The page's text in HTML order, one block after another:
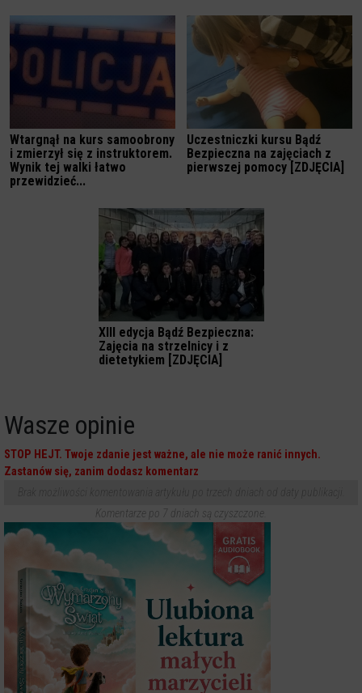
Wtargnął na kurs samoobrony
i zmierzył się z instruktorem.
Wynik tej walki łatwo
przewidzieć...
Uczestniczki kursu Bądź
Bezpieczna na zajęciach z
pierwszej pomocy [ZDJĘCIA]
XIII edycja Bądź Bezpieczna:
Zajęcia na strzelnicy i z
dietetykiem [ZDJĘCIA]
Wasze opinie
STOP HEJT. Twoje zdanie jest ważne, ale nie może ranić innych.
Zastanów się, zanim dodasz komentarz
Komentarze po 7 dniach są czyszczone.